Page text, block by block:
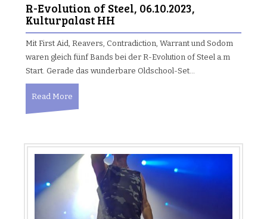
R-Evolution of Steel, 06.10.2023,
Kulturpalast HH
Mit First Aid, Reavers, Contradiction, Warrant und Sodom
waren gleich fünf Bands bei der R-Evolution of Steel a.m
Start. Gerade das wunderbare Oldschool-Set…
Read More